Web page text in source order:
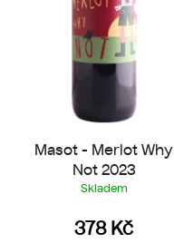
Masot - Merlot Why
Not 2023
Skladem
378 Kč